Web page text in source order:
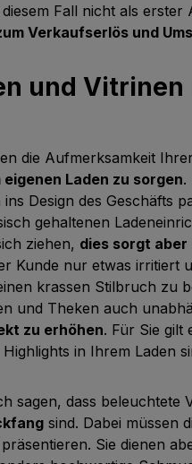
Fall nicht als erster
Verkaufserlös und
und
die Aufmerksamkeit
Laden zu sorgen.
Design des Geschäfts
gehaltenen
ziehen, dies sorgt
Kunde nur etwas irritiert
krassen Stilbruch zu
und Theken auch
zu erhöhen. Für Sie gilt
in Ihrem Laden
sagen, dass
sind. Dabei müssen
Sie dienen